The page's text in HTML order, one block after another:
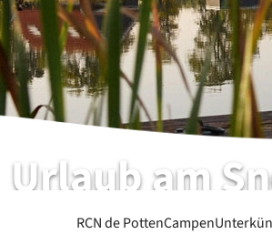
Urlaub am
RCN de Potten | Sneek | Friesland
RCN de PottenCampen